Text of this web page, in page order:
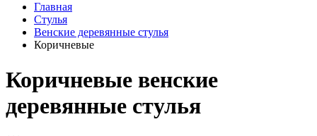
Главная
Стулья
Венские деревянные стулья
Коричневые
Коричневые венские
деревянные стулья